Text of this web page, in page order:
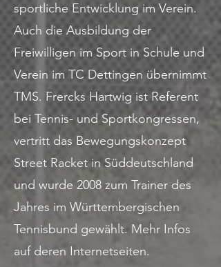
sportliche Entwicklung im Verein.
Auch die Ausbildung der
Freiwilligen im Sport in Schule und
Verein im TC Dettingen übernimmt
TMS. Frercks Hartwig ist Referent
bei Tennis- und Sportkongressen,
vertritt das Bewegungskonzept
Street Racket in Süddeutschland
und wurde 2008 zum Trainer des
Jahres im Württembergischen
Tennisbund gewählt. Mehr Infos
auf deren Internetseiten.